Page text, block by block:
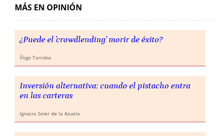
MÁS EN OPINIÓN
¿Puede el 'crowdlending' morir de éxito?
Íñigo Torroba
Inversión alternativa: cuando el pistacho entra
en las carteras
Ignacio Soler de la Azuela